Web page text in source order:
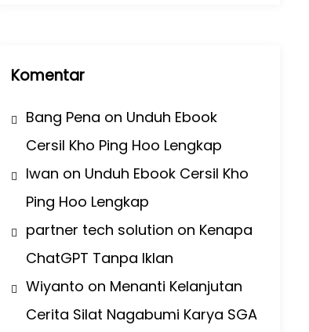
Komentar
Bang Pena on Unduh Ebook
Cersil Kho Ping Hoo Lengkap
Iwan on Unduh Ebook Cersil Kho
Ping Hoo Lengkap
partner tech solution on Kenapa
ChatGPT Tanpa Iklan
Wiyanto on Menanti Kelanjutan
Cerita Silat Nagabumi Karya SGA